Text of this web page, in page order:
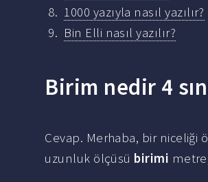
1000 yazıyla nasıl yazılır?
Bin Elli nasıl yazılır?
Birim nedir 4
Cevap. Merhaba, bir
uzunluk ölçüsü birimi